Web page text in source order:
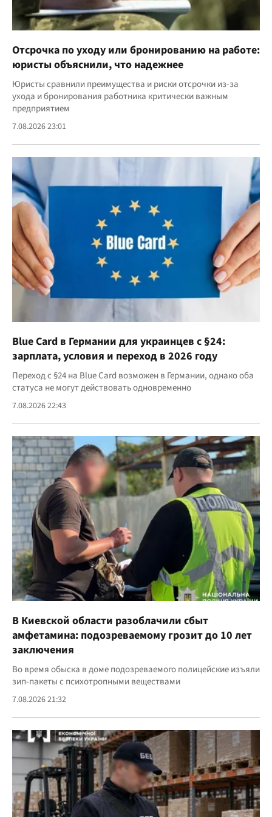
Отсрочка по уходу или бронированию на работе:
юристы объяснили, что надежнее
Юристы сравнили преимущества и риски отсрочки из-за
ухода и бронирования работника критически важным
предприятием
7.08.2026 23:01
Blue Card в Германии для украинцев с §24:
зарплата, условия и переход в 2026 году
Переход с §24 на Blue Card возможен в Германии, однако оба
статуса не могут действовать одновременно
7.08.2026 22:43
В Киевской области разоблачили сбыт
амфетамина: подозреваемому грозит до 10 лет
заключения
Во время обыска в доме подозреваемого полицейские изъяли
зип-пакеты с психотропными веществами
7.08.2026 21:32